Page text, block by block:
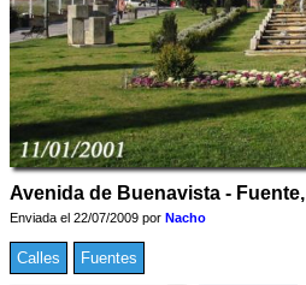
Avenida de Buenavista - Fuente,
Enviada el 22/07/2009 por Nacho
Calles Fuentes